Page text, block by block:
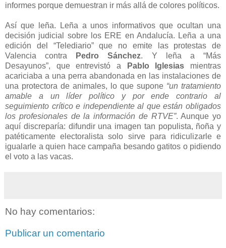
informes porque demuestran ir más allá de colores políticos.
Así que leña. Leña a unos informativos que ocultan una
decisión judicial sobre los ERE en Andalucía. Leña a una
edición del “Telediario” que no emite las protestas de
Valencia contra
Pedro Sánchez. Y leña a “Más
Desayunos”, que entrevistó a
Pablo Iglesias mientras
acariciaba a una perra abandonada en las instalaciones de
una protectora de animales, lo que supone “un tratamiento
amable a un líder político y por ende contrario al
seguimiento crítico e independiente al que están obligados
los profesionales de la información de RTVE”. Aunque yo
aquí discreparía: difundir una imagen tan populista, ñoña y
patéticamente electoralista solo sirve para ridiculizarle e
igualarle a quien hace campaña besando gatitos o pidiendo
el voto a las vacas.
No hay comentarios:
Publicar un comentario